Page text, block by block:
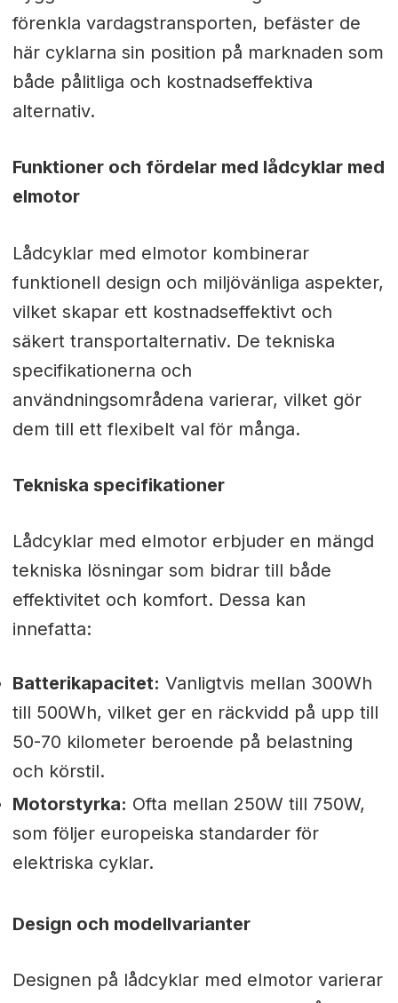
förenkla vardagstransporten, befäster de
här cyklarna sin position på marknaden som
både pålitliga och kostnadseffektiva
alternativ.
Funktioner och fördelar med lådcyklar med
elmotor
Lådcyklar med elmotor kombinerar
funktionell design och miljövänliga aspekter,
vilket skapar ett kostnadseffektivt och
säkert transportalternativ. De tekniska
specifikationerna och
användningsområdena varierar, vilket gör
dem till ett flexibelt val för många.
Tekniska specifikationer
Lådcyklar med elmotor erbjuder en mängd
tekniska lösningar som bidrar till både
effektivitet och komfort. Dessa kan
innefatta:
Batterikapacitet: Vanligtvis mellan 300Wh
till 500Wh, vilket ger en räckvidd på upp till
50-70 kilometer beroende på belastning
och körstil.
Motorstyrka: Ofta mellan 250W till 750W,
som följer europeiska standarder för
elektriska cyklar.
Design och modellvarianter
Designen på lådcyklar med elmotor varierar